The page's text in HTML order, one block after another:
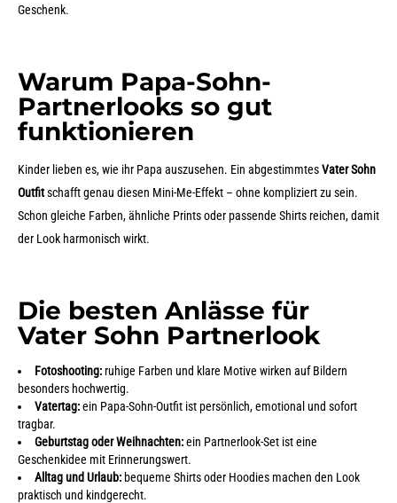
Geschenk.
Warum Papa-Sohn-
Partnerlooks so gut
funktionieren
Kinder lieben es, wie ihr Papa auszusehen. Ein abgestimmtesVater Sohn
Outfitschafft genau diesen Mini-Me-Effekt – ohne kompliziert zu sein.
Schon gleiche Farben, ähnliche Prints oder passende Shirts reichen, damit
der Look harmonisch wirkt.
Die besten Anlässe für
Vater Sohn Partnerlook
Fotoshooting:ruhige Farben und klare Motive wirken auf Bildern
besonders hochwertig.
Vatertag:ein Papa-Sohn-Outfit ist persönlich, emotional und sofort
tragbar.
Geburtstag oder Weihnachten:ein Partnerlook-Set ist eine
Geschenkidee mit Erinnerungswert.
Alltag und Urlaub: bequeme Shirts oder Hoodies machen den Look
praktisch und kindgerecht.